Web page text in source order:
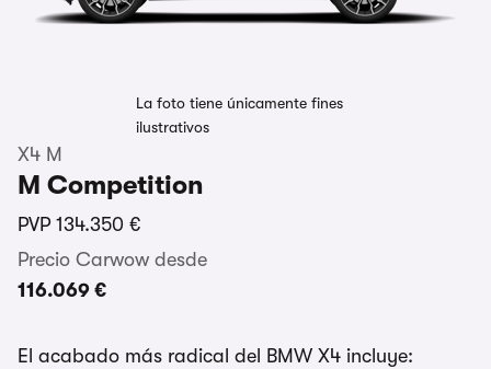
La foto tiene únicamente fines
ilustrativos
X4 M
M Competition
PVP 134.350 €
Precio Carwow desde
116.069 €
El acabado más radical del BMW X4 incluye: